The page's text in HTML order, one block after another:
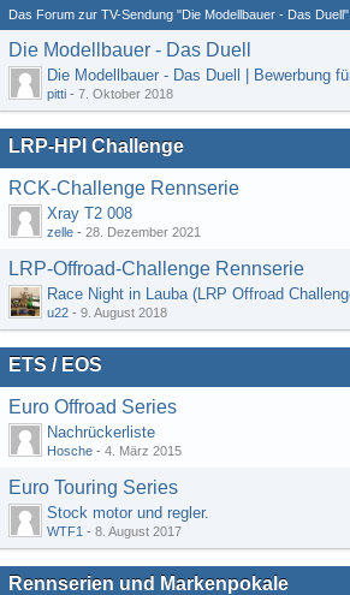
Das Forum zur TV-Sendung "Die Modellbauer - Das Duell"
Die Modellbauer - Das Duell
pitti - 7. Oktober 2018
LRP-HPI Challenge
RCK-Challenge Rennserie
Xray T2 008
zelle - 28. Dezember 2021
LRP-Offroad-Challenge Rennserie
u22 - 9. August 2018
ETS / EOS
Euro Offroad Series
Nachrückerliste
Hosche - 4. März 2015
Euro Touring Series
Stock motor und regler.
WTF1 - 8. August 2017
Rennserien und Markenpokale